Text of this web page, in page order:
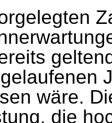
wäre.
die